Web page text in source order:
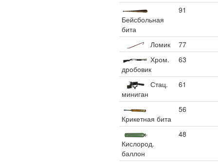
Бейсбольная
бита
91
Ломик
77
Хром.
дробовик
63
Стац.
миниган
61
Крикетная бита
56
Кислород.
баллон
48